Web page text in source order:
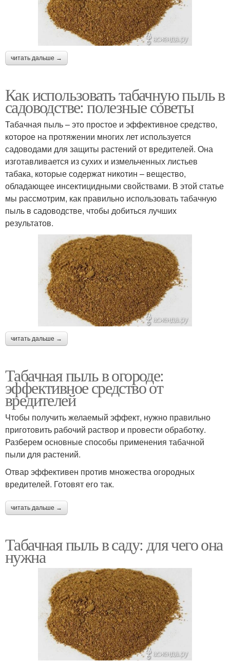
читать дальше →
Как использовать табачную пыль в
садоводстве: полезные советы
Табачная пыль – это простое и эффективное средство,
которое на протяжении многих лет используется
садоводами для защиты растений от вредителей. Она
изготавливается из сухих и измельченных листьев
табака, которые содержат никотин – вещество,
обладающее инсектицидными свойствами. В этой статье
мы рассмотрим, как правильно использовать табачную
пыль в садоводстве, чтобы добиться лучших
результатов.
читать дальше →
Табачная пыль в огороде:
эффективное средство от
вредителей
Чтобы получить желаемый эффект, нужно правильно
приготовить рабочий раствор и провести обработку.
Разберем основные способы применения табачной
пыли для растений.
Отвар эффективен против множества огородных
вредителей. Готовят его так.
читать дальше →
Табачная пыль в саду: для чего она
нужна